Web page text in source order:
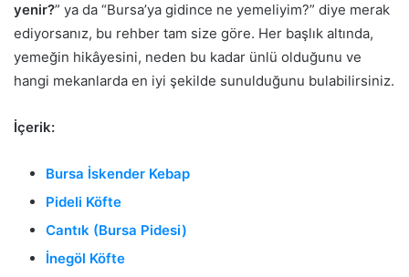
yenir?” ya da “Bursa’ya gidince ne yemeliyim?” diye merak
ediyorsanız, bu rehber tam size göre. Her başlık altında,
yemeğin hikâyesini, neden bu kadar ünlü olduğunu ve
hangi mekanlarda en iyi şekilde sunulduğunu bulabilirsiniz.
İçerik:
Bursa İskender Kebap
Pideli Köfte
Cantık (Bursa Pidesi)
İnegöl Köfte